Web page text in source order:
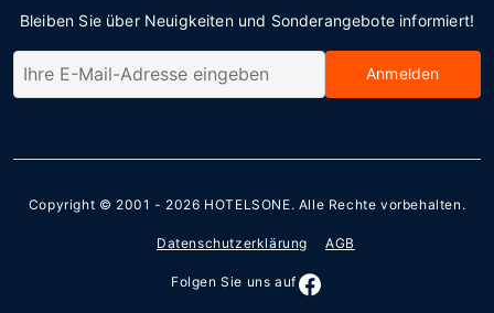
Bleiben Sie über Neuigkeiten und Sonderangebote informiert!
Anmelden
Copyright © 2001 - 2026 HOTELSONE. Alle Rechte vorbehalten.
Datenschutzerklärung AGB
Folgen Sie uns auf